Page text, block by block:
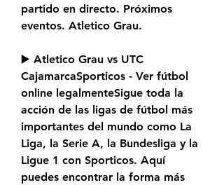
partido en directo. Próximos
eventos. Atletico Grau.
▶️ Atletico Grau vs UTC
CajamarcaSporticos - Ver fútbol
online legalmenteSigue toda la
acción de las ligas de fútbol más
importantes del mundo como La
Liga, la Serie A, la Bundesliga y la
Ligue 1 con Sporticos. Aquí
puedes encontrar la forma más